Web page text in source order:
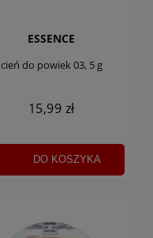
ESSENCE
cień do powiek 03, 5 g
15,99 zł
DO KOSZYKA